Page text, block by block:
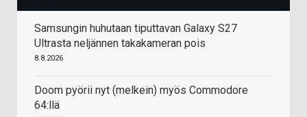
Samsungin huhutaan tiputtavan Galaxy S27
Ultrasta neljännen takakameran pois
8.8.2026
Doom pyörii nyt (melkein) myös Commodore
64:llä